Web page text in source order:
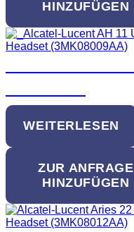
HINZUFÜGEN
WEITERLESEN
ZUR ANFRAGE
HINZUFÜGEN